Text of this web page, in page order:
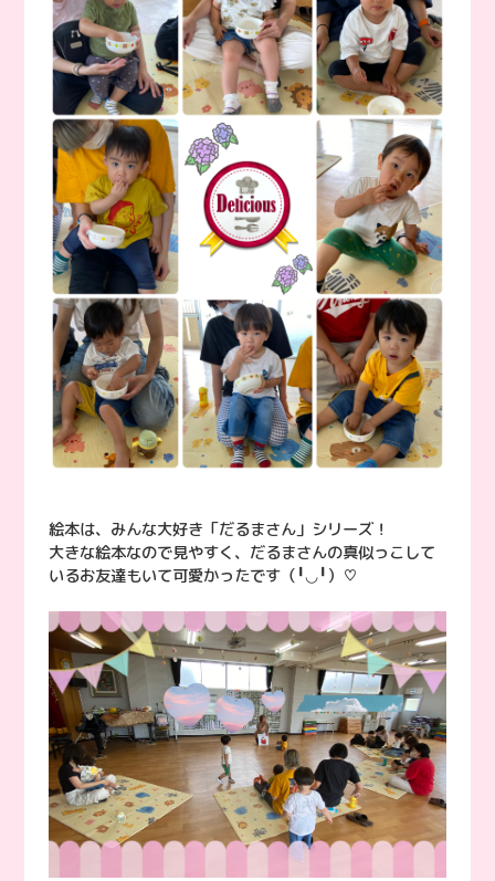
絵本は、みんな大好き「だるまさん」シリーズ！
大きな絵本なので見やすく、だるまさんの真似っこして
いるお友達もいて可愛かったです（╹◡╹）♡